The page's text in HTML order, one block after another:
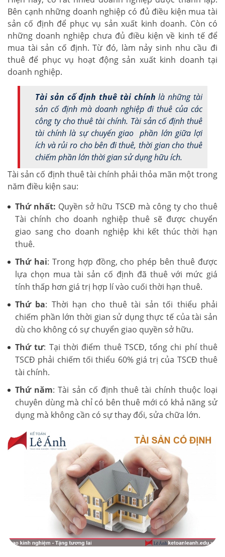
Bên cạnh những doanh nghiệp có đủ điều kiện mua tài
sản cố định để phục vụ sản xuất kinh doanh. Còn có
những doanh nghiệp chưa đủ điều kiện về kinh tế để
mua tài sản cố định. Từ đó, làm nảy sinh nhu cầu đi
thuê để phục vụ hoạt động sản xuất kinh doanh tại
doanh nghiệp.
Tài sản cố định thuê tài chính là những tài
sản cố định mà doanh nghiệp đi thuê của các
công ty cho thuê tài chính. Tài sản cố định thuê
tài chính là sự chuyển giao phần lớn giữa lợi
ích và rủi ro cho bên đi thuê, thời gian cho thuê
chiếm phần lớn thời gian sử dụng hữu ích.
Tài sản cố định thuê tài chính phải thỏa mãn một trong
năm điều kiện sau:
Thứ nhất: Quyền sở hữu TSCĐ mà công ty cho thuê
Tài chính cho doanh nghiệp thuê sẽ được chuyển
giao sang cho doanh nghiệp khi kết thúc thời hạn
thuê.
Thứ hai: Trong hợp đồng, cho phép bên thuê được
lựa chọn mua tài sản cố định đã thuê với mức giá
tính thấp hơn giá trị hợp lí vào cuối thời hạn thuê.
Thứ ba: Thời hạn cho thuê tài sản tối thiểu phải
chiếm phần lớn thời gian sử dụng thực tế của tài sản
dù cho không có sự chuyển giao quyền sở hữu.
Thứ tư: Tại thời điểm thuê TSCĐ, tổng chi phí thuê
TSCĐ phải chiếm tối thiểu 60% giá trị của TSCĐ thuê
tài chính.
Thứ năm: Tài sản cố định thuê tài chính thuộc loại
chuyên dùng mà chỉ có bên thuê mới có khả năng sử
dụng mà không cần có sự thay đổi, sửa chữa lớn.